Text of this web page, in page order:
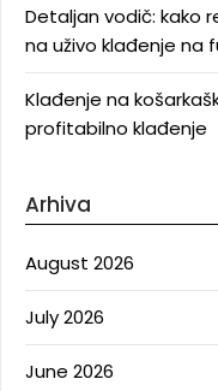
Detaljan vodič: kako
na uživo klađenje na
Klađenje na
profitabilno klađenje
Arhiva
August 2026
July 2026
June 2026